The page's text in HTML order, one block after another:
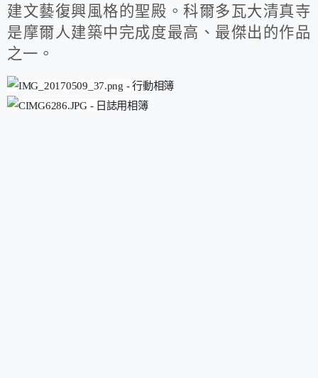
建文藝復興風格的聖殿。科爾多瓦大清真寺
是摩爾人建築中完成度最高、最傑出的作品
之一。